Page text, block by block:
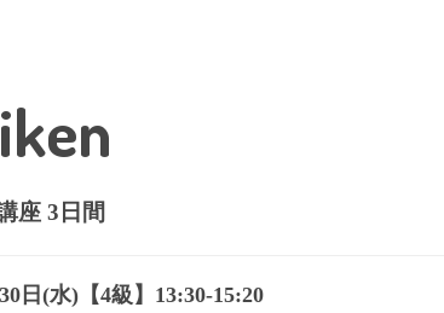
座 3日間
日(水)【4級】13:30-15:20